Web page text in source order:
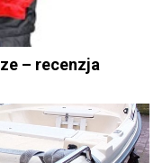
– recenzja